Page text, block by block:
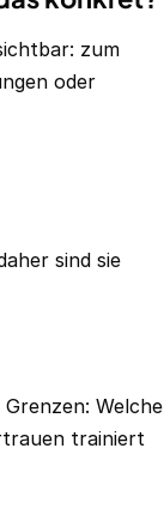
zum
oder
sind sie
Welche
trainiert